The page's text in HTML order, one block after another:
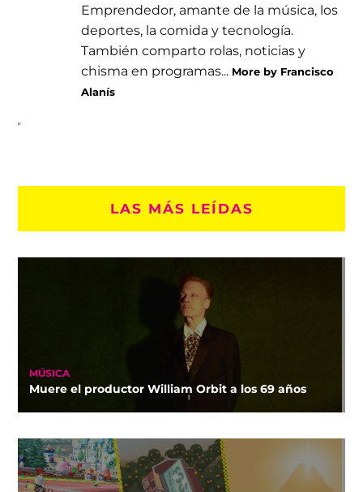
Emprendedor, amante de la música, los
deportes, la comida y tecnología.
También comparto rolas, noticias y
chisma en programas... More by Francisco
Alanís
LAS MÁS LEÍDAS
MÚSICA
Muere el productor William Orbit a los 69 años